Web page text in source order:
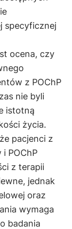
specyficznej
ocena, czy
z POChP
nie byli
istotną
życia.
pacjenci z
i POChP
z terapii
jednak
oraz
wymaga
badania